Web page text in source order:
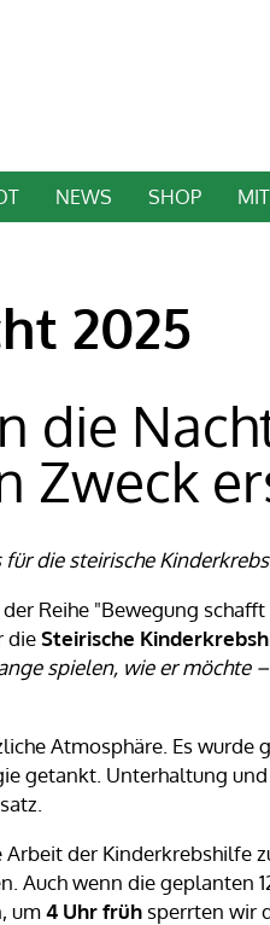
NEWS SHOP
2025
die
Zweck
die steirische
Reihe "Bewegung
dieSteirische
spielen, wie er möchte
Atmosphäre. Es wurde
getankt. Unterhaltung
der Kinderkrebshilfe
Auch wenn die geplanten
um4 Uhr früh sperrten wir